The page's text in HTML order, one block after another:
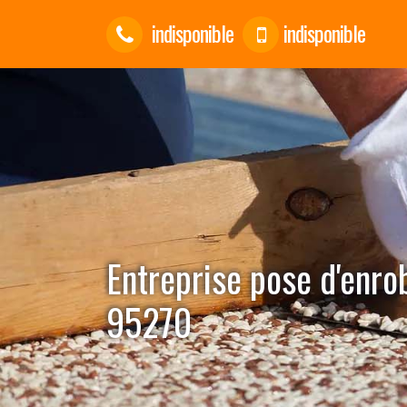
indisponible indisponible
Entreprise pose
95270